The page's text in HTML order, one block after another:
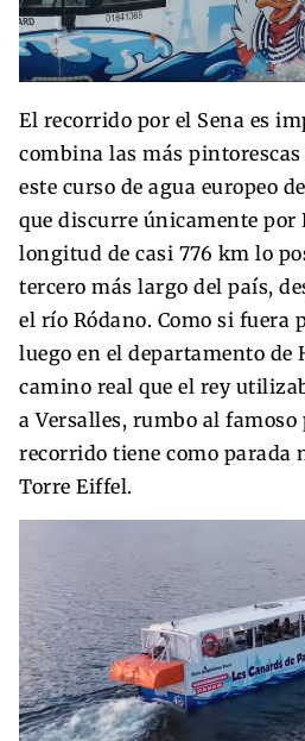
El recorrido por el Sena es
combina las más
este curso de agua europeo
que discurre únicamente por
longitud de casi 776 km lo
tercero más largo del país,
el río Ródano. Como si fuera
luego en el departamento de
camino real que el rey
a Versalles, rumbo al
recorrido tiene como parada
Torre Eiffel.